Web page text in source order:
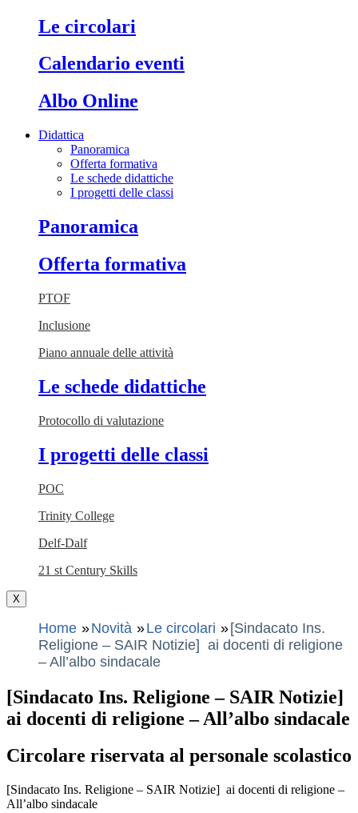
Le circolari
Calendario eventi
Albo Online
Didattica
Panoramica
Offerta formativa
Le schede didattiche
I progetti delle classi
Panoramica
Offerta formativa
PTOF
Inclusione
Piano annuale delle attività
Le schede didattiche
Protocollo di valutazione
I progetti delle classi
POC
Trinity College
Delf-Dalf
21 st Century Skills
X
Home Novità Le circolari
[Sindacato Ins.
Religione – SAIR Notizie] ai docenti di religione
– All’albo sindacale
[Sindacato Ins. Religione – SAIR Notizie]
ai docenti di religione – All’albo sindacale
Circolare riservata al personale scolastico
[Sindacato Ins. Religione – SAIR Notizie] ai docenti di religione –
All’albo sindacale